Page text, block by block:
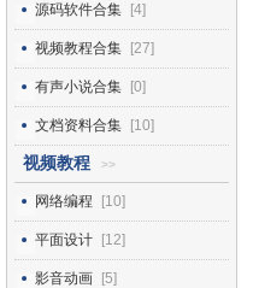
源码软件合集 [4]
视频教程合集 [27]
有声小说合集 [0]
文档资料合集 [10]
视频教程 >>
网络编程 [10]
平面设计 [12]
影音动画 [5]